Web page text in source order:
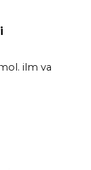
ilm va